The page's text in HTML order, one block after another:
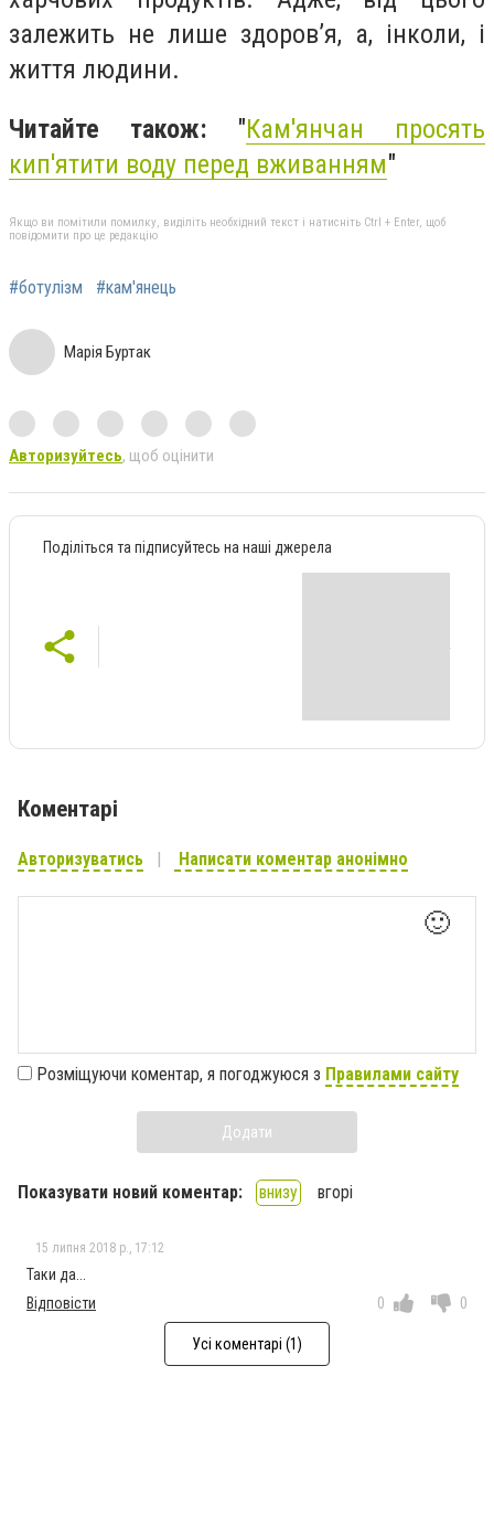
залежить не лише здоров’я, а, інколи, і
життя людини.
Читайте також: "Кам'янчан просять
кип'ятити воду перед вживанням"
Якщо ви помітили помилку, виділіть необхідний текст і натисніть Ctrl + Enter, щоб
повідомити про це редакцію
#ботулізм #кам'янець
Марія Буртак
Авторизуйтесь, щоб оцінити
Поділіться та підписуйтесь на наші джерела
Коментарі
Авторизуватись Написати коментар анонімно
🙂
Розміщуючи коментар, я погоджуюся з Правилами сайту
Додати
Показувати новий коментар: внизу вгорі
15 липня 2018 р., 17:12
Таки да...
Відповісти
0 0
Усі коментарі (1)